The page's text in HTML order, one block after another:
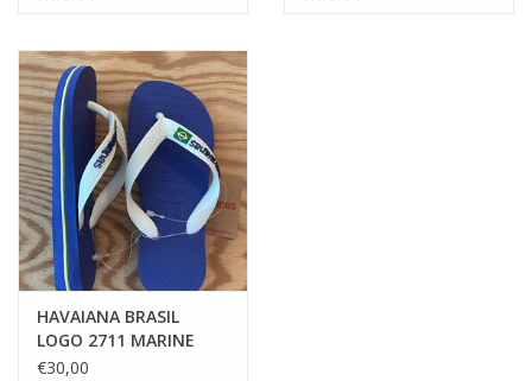
HAVAIANA BRASIL
LOGO 2711 MARINE
BLUE
€30,00